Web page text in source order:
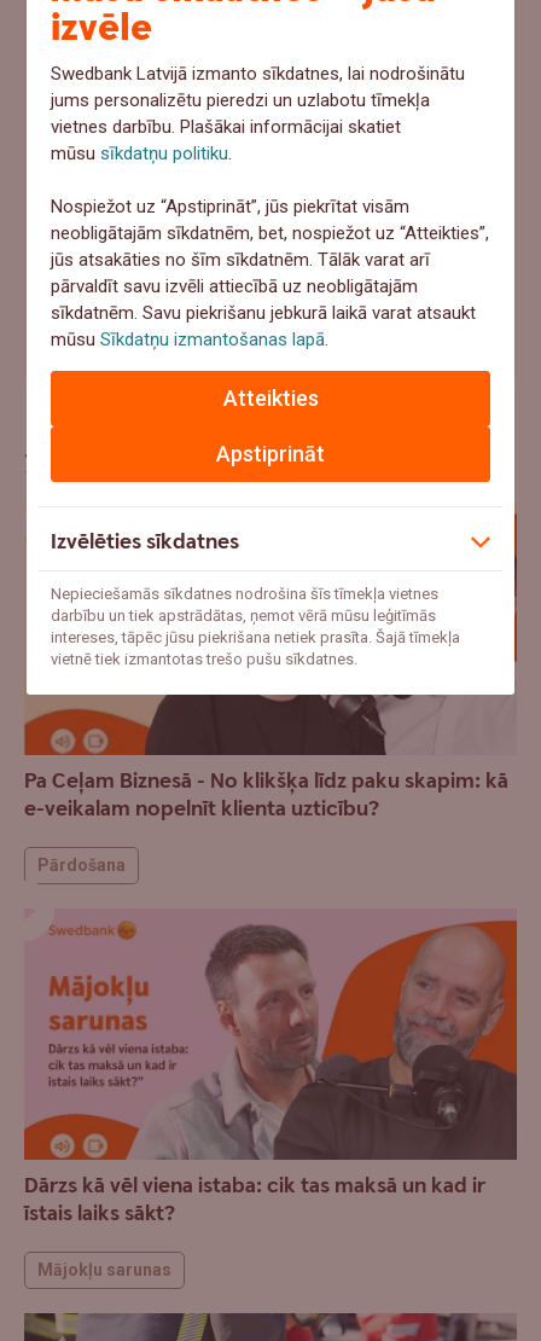
Ņemtu no uzkrājumiem
Paļautos uz apdrošināšanu
Cerētu, ka tā nenotiks
Atbildēt
"Ar mani jau tā nenotiks" – uzzini pieredzes stāstus par
apdrošināšanas gadījumiem
Jaunākie raksti
Pa Ceļam Biznesā - No klikšķa līdz paku skapim: kā
e-veikalam nopelnīt klienta uzticību?
Pārdošana
Dārzs kā vēl viena istaba: cik tas maksā un kad ir
īstais laiks sākt?
Mājokļu sarunas
izvēle
Swedbank Latvijā izmanto sīkdatnes, lai nodrošinātu
jums personalizētu pieredzi un uzlabotu tīmekļa
vietnes darbību. Plašākai informācijai skatiet
mūsusīkdatņu politiku.
Nospiežot uz “Apstiprināt”, jūs piekrītat visām
neobligātajām sīkdatnēm, bet, nospiežot uz “Atteikties”,
jūs atsakāties no šīm sīkdatnēm. Tālāk varat arī
pārvaldīt savu izvēli attiecībā uz neobligātajām
sīkdatnēm. Savu piekrišanu jebkurā laikā varat atsaukt
mūsuSīkdatņu izmantošanas lapā.
Apstiprināt
Atteikties
Izvēlēties sīkdatnes
Nepieciešamās sīkdatnes nodrošina šīs tīmekļa vietnes
darbību un tiek apstrādātas, ņemot vērā mūsu leģitīmās
intereses, tāpēc jūsu piekrišana netiek prasīta. Šajā tīmekļa
vietnē tiek izmantotas trešo pušu sīkdatnes.